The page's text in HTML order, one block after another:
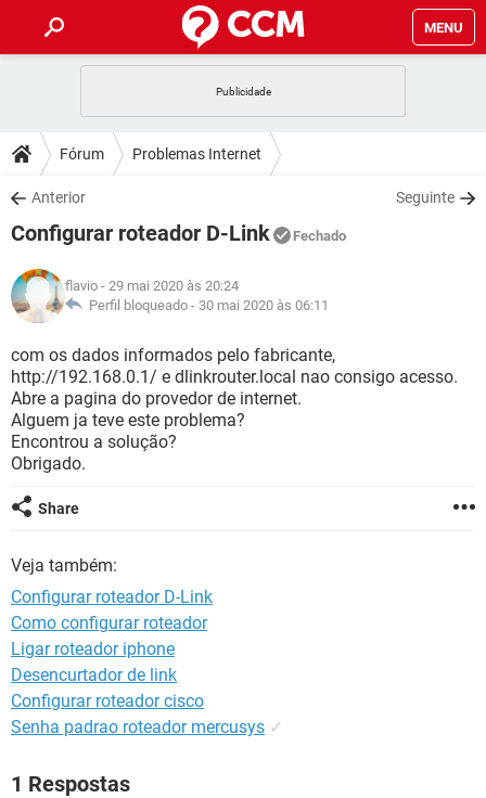
MENU
CELULAR FACEBOOK
OUTLOOK
INSTAGRAM GMAIL
GUIA DE COMPRAS
DICAS
JOGOS WHATSAPP
INSTAGRAM
GUIA DE COMPRAS
DOWNLOADS
JOGOS WHATSAPP
CELULAR
OUTLOOK EXCEL
INSTAGRAM GMAIL
GUIA DE COMPRAS
FÓRUM
JOGOS
CELULAR
OUTLOOK EXCEL
INSTAGRAM GMAIL
GUIA DE COMPRAS
GLOSSÁRIO
WHATSAPP
CELULAR FACEBOOK
OUTLOOK
INSTAGRAM
GUIA DE COMPRAS
Fórum Problemas Internet
Anterior Seguinte
Configurar roteador D-Link Fechado
flavio - 29 mai 2020 às 20:24
Perfil bloqueado - 30 mai 2020 às 06:11
com os dados informados pelo fabricante,
http://192.168.0.1/ e dlinkrouter.local nao consigo acesso.
Abre a pagina do provedor de internet.
Alguem ja teve este problema?
Encontrou a solução?
Obrigado.
Share
Veja também:
Configurar roteador D-Link
Como configurar roteador
Ligar roteador iphone
Desencurtador de link
Configurar roteador cisco
Senha padrao roteador mercusys ✓
1 Respostas